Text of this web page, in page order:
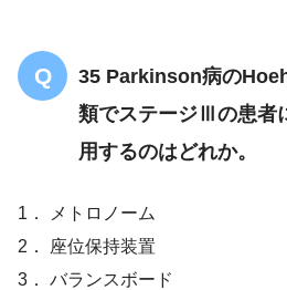
35 Parkinson病の
類でステージⅢの患者
用するのはどれか。
1． メトロノーム
2． 座位保持装置
3． バランスボード